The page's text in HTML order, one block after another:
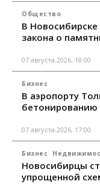
Общество
В
закона о
07 августа 2026, 18:00
Бизнес
В аэропорту
07 августа 2026, 17:00
Бизнес
Новосибирцы
упрощенной